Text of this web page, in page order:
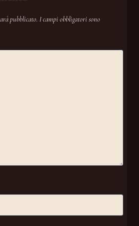
pubblicato. I campi obbligatori sono